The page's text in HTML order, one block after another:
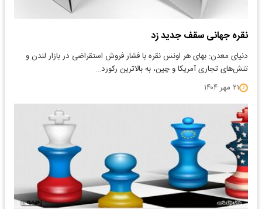
نقره جهانی سقف جدید زد
​دنیای معدن: بهای هر اونس نقره با فشار فروش استقراضی در بازار لندن و
تنش‌های تجاری آمریکا و چین، به بالاترین رکورد…
۲۱ مهر ۱۴۰۴